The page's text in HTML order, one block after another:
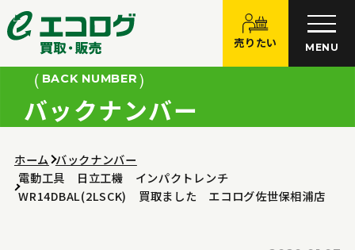
売りたい MENU
BACK NUMBER
バックナンバー
ホーム バックナンバー
電動工具 日立工機 インパクトレンチ
WR14DBAL(2LSCK) 買取ました エコログ佐世保相浦店